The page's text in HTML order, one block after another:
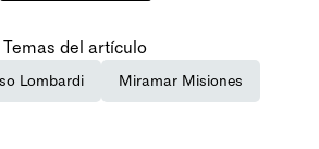
Temas del artículo
Lombardi Miramar Misiones